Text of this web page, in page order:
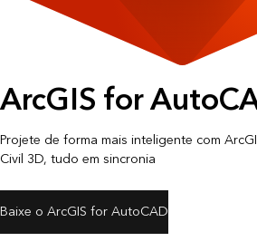
ArcGIS for
Projete de forma mais inteligente com
Civil 3D, tudo em sincronia
Baixe o ArcGIS for AutoCAD